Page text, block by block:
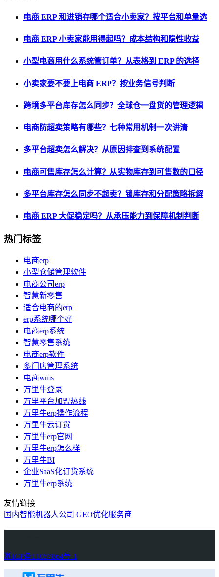
电商 ERP 和进销存哪个适合小卖家？按平台和单量选
电商 ERP 小卖家能用得起吗？成本结构和隐性收益
小型电商用什么系统管订单？从表格到 ERP 的选择
小卖家要不要上电商 ERP？按业务信号判断
跨境多平台库存怎么同步？全球仓一盘货的管理逻辑
电商防超卖策略有哪些？七种常用机制一次讲清
多平台超卖怎么解决？从原因排查到系统配置
电商可售库存怎么计算？从实物库存到可售数的口径
多平台库存怎么同步不超卖？锁库存和分配策略拆解
电商 ERP 大促稳定吗？从承压能力到保障机制判断
热门标签
电商erp
小型仓储管理软件
电商公司erp
智慧新零售
适合电商的erp
erp系统哪个好
电商erp系统
智慧零售系统
电商erp软件
多门店管理系统
电商wms
万里牛登录
万里平台加盟热线
万里牛erp操作流程
万里牛云订货
万里牛erp官网
万里牛erp怎么样
万里牛BI
企业SaaS化订货系统
万里牛erp系统
友情链接
国内智能机器人公司 GEO优化服务商
浙ICP备11057864号-1